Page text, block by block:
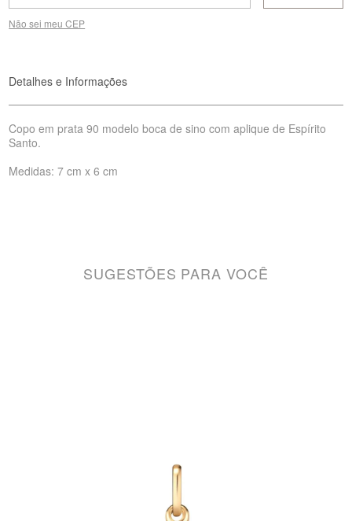
Não sei meu CEP
Detalhes e Informações
Copo em prata 90 modelo boca de sino com aplique de Espírito
Santo.
Medidas: 7 cm x 6 cm
SUGESTÕES PARA VOCÊ